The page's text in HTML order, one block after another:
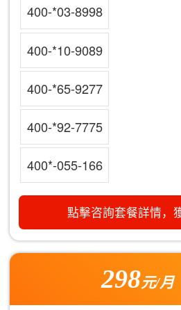
400-*03-8998
400-*10-9089
400-*65-9277
400-*92-7775
400*-055-166
點擊咨詢套餐詳情，
298元/月